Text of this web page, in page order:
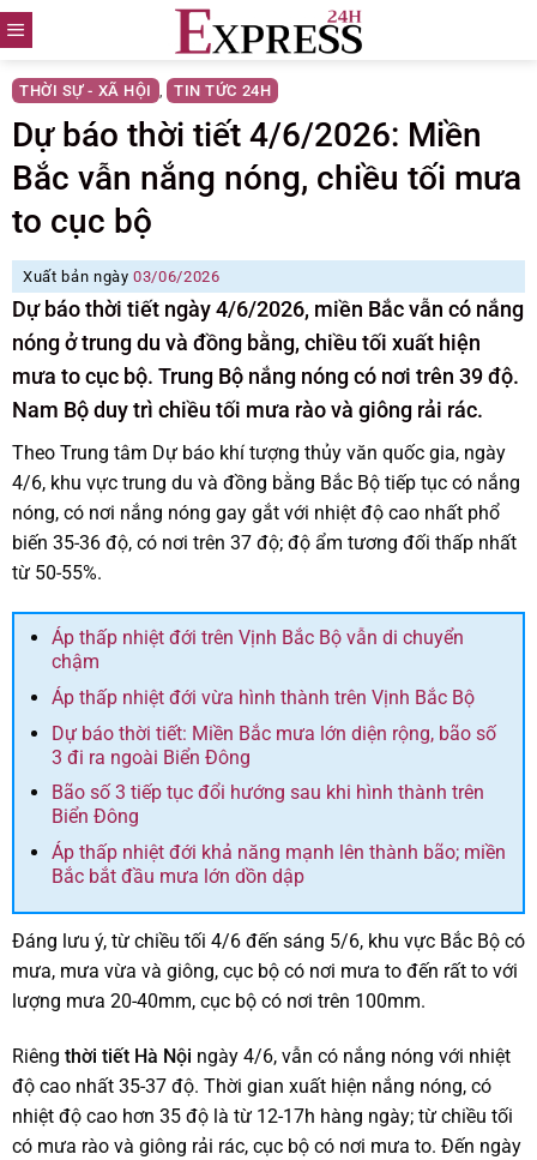
Skip
to
content
THỜI SỰ - XÃ HỘI , TIN TỨC 24H
Dự báo thời tiết 4/6/2026: Miền
Bắc vẫn nắng nóng, chiều tối mưa
to cục bộ
Xuất bản ngày03/06/2026
Dự báo thời tiết ngày 4/6/2026, miền Bắc vẫn có nắng
nóng ở trung du và đồng bằng, chiều tối xuất hiện
mưa to cục bộ. Trung Bộ nắng nóng có nơi trên 39 độ.
Nam Bộ duy trì chiều tối mưa rào và giông rải rác.
Theo Trung tâm Dự báo khí tượng thủy văn quốc gia, ngày
4/6, khu vực trung du và đồng bằng Bắc Bộ tiếp tục có nắng
nóng, có nơi nắng nóng gay gắt với nhiệt độ cao nhất phổ
biến 35-36 độ, có nơi trên 37 độ; độ ẩm tương đối thấp nhất
từ 50-55%.
Áp thấp nhiệt đới trên Vịnh Bắc Bộ vẫn di chuyển
chậm
Áp thấp nhiệt đới vừa hình thành trên Vịnh Bắc Bộ
Dự báo thời tiết: Miền Bắc mưa lớn diện rộng, bão số
3 đi ra ngoài Biển Đông
Bão số 3 tiếp tục đổi hướng sau khi hình thành trên
Biển Đông
Áp thấp nhiệt đới khả năng mạnh lên thành bão; miền
Bắc bắt đầu mưa lớn dồn dập
Đáng lưu ý, từ chiều tối 4/6 đến sáng 5/6, khu vực Bắc Bộ có
mưa, mưa vừa và giông, cục bộ có nơi mưa to đến rất to với
lượng mưa 20-40mm, cục bộ có nơi trên 100mm.
Riêng thời tiết Hà Nội ngày 4/6, vẫn có nắng nóng với nhiệt
độ cao nhất 35-37 độ. Thời gian xuất hiện nắng nóng, có
nhiệt độ cao hơn 35 độ là từ 12-17h hàng ngày; từ chiều tối
có mưa rào và giông rải rác, cục bộ có nơi mưa to. Đến ngày